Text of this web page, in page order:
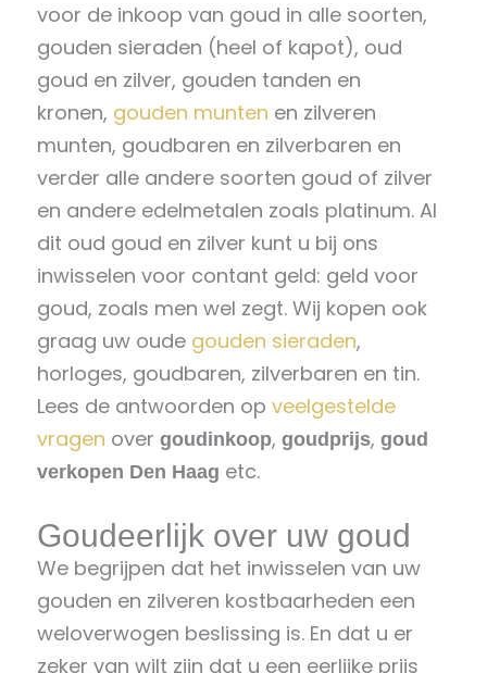
voor de inkoop van goud in alle soorten,
gouden sieraden (heel of kapot), oud
goud en zilver, gouden tanden en
kronen, gouden munten en zilveren
munten, goudbaren en zilverbaren en
verder alle andere soorten goud of zilver
en andere edelmetalen zoals platinum. Al
dit oud goud en zilver kunt u bij ons
inwisselen voor contant geld: geld voor
goud, zoals men wel zegt. Wij kopen ook
graag uw oude gouden sieraden,
horloges, goudbaren, zilverbaren en tin.
Lees de antwoorden op veelgestelde
vragen over goudinkoop, goudprijs, goud
verkopen Den Haag etc.
Goudeerlijk over uw goud
We begrijpen dat het inwisselen van uw
gouden en zilveren kostbaarheden een
weloverwogen beslissing is. En dat u er
zeker van wilt zijn dat u een eerlijke prijs